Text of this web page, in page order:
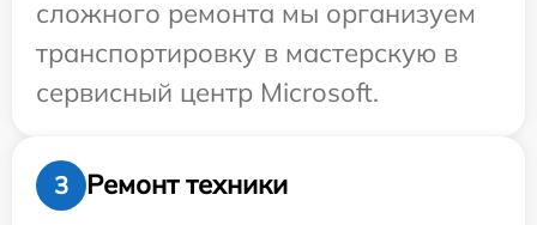
сложного ремонта мы организуем
транспортировку в мастерскую в
сервисный центр Microsoft.
3
Ремонт техники